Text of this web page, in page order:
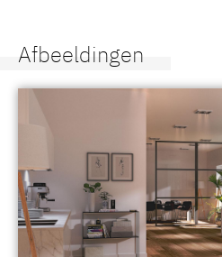
Afbeeldingen